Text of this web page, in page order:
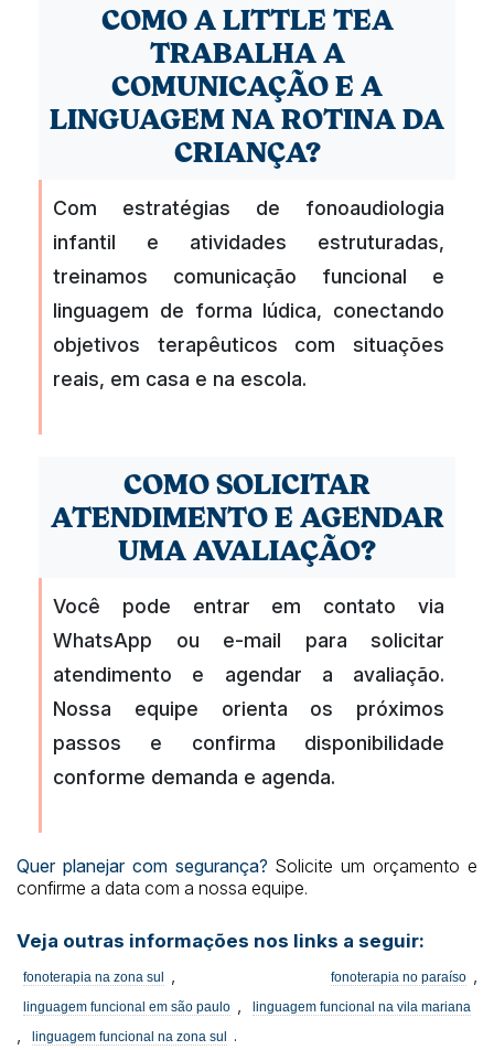
COMO A LITTLE TEA
TRABALHA A
COMUNICAÇÃO E A
LINGUAGEM NA ROTINA DA
CRIANÇA?
Com estratégias de fonoaudiologia
infantil e atividades estruturadas,
treinamos comunicação funcional e
linguagem de forma lúdica, conectando
objetivos terapêuticos com situações
reais, em casa e na escola.
COMO SOLICITAR
ATENDIMENTO E AGENDAR
UMA AVALIAÇÃO?
Você pode entrar em contato via
WhatsApp ou e-mail para solicitar
atendimento e agendar a avaliação.
Nossa equipe orienta os próximos
passos e confirma disponibilidade
conforme demanda e agenda.
Quer planejar com segurança? Solicite um orçamento e
confirme a data com a nossa equipe.
Veja outras informações nos links a seguir:
fonoterapia na zona sul fonoterapia no paraíso
linguagem funcional em são paulo linguagem funcional na vila mariana
linguagem funcional na zona sul .